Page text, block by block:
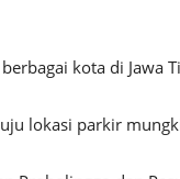
kota di Jawa
lokasi parkir